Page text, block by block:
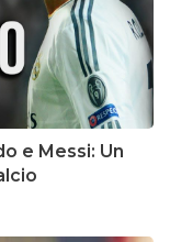
e Messi: Un